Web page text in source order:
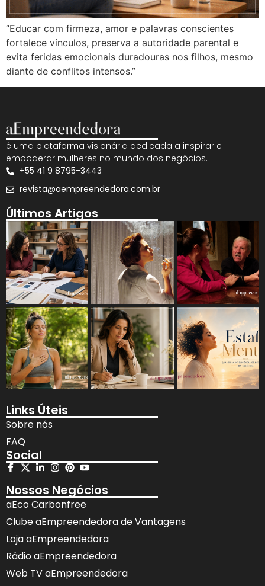
“Educar com firmeza, amor e palavras conscientes
fortalece vínculos, preserva a autoridade parental e
evita feridas emocionais duradouras nos filhos, mesmo
diante de conflitos intensos.”
é uma plataforma visionária dedicada a inspirar e
empoderar mulheres no mundo dos negócios.
+55 41 9 8795-3443
revista@aempreendedora.com.br
Últimos Artigos
Links Úteis
Sobre nós
FAQ
Social
Nossos Negócios
aEco Carbonfree
Clube aEmpreendedora de Vantagens
Loja aEmpreendedora
Rádio aEmpreendedora
Web TV aEmpreendedora